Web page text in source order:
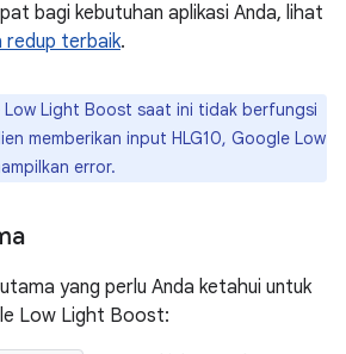
bagi kebutuhan aplikasi Anda, lihat
redup terbaik.
Light Boost saat ini tidak berfungsi
memberikan input HLG10, Google Low
error.
yang perlu Anda ketahui untuk
Low Light Boost: